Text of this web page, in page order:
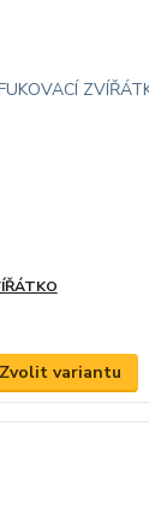
Zvolit variantu